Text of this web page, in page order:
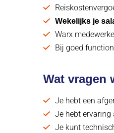
Wekelijks je
Warx
Bij goed
Wat vragen
Je hebt een
Je hebt ervaring
Je kunt